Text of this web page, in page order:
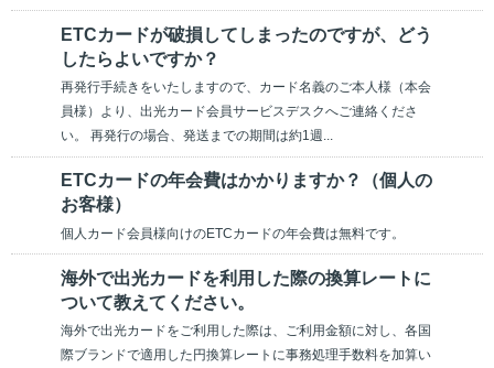
ETCカードが破損してしまったのですが、どう
したらよいですか？
再発行手続きをいたしますので、カード名義のご本人様（本会
員様）より、出光カード会員サービスデスクへご連絡くださ
い。 再発行の場合、発送までの期間は約1週...
ETCカードの年会費はかかりますか？（個人の
お客様）
個人カード会員様向けのETCカードの年会費は無料です。
海外で出光カードを利用した際の換算レートに
ついて教えてください。
海外で出光カードをご利用した際は、ご利用金額に対し、各国
際ブランドで適用した円換算レートに事務処理手数料を加算い